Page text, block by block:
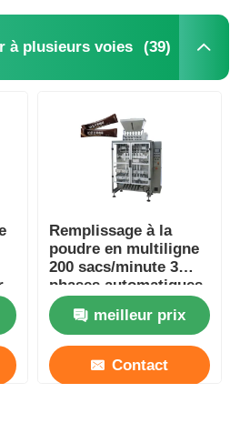
à plusieurs voies (39)
Remplissage à la
poudre en multiligne
200 sacs/minute 3
phases automatiques
meilleur prix
Contact